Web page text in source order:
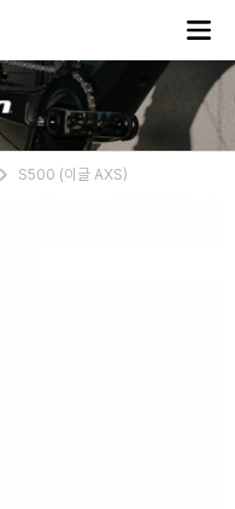
S500 (이글 AXS)